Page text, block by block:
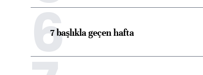
67 başlıkla geçen hafta